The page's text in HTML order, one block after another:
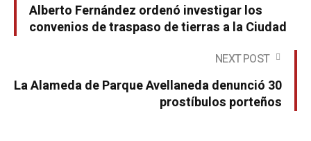
Alberto Fernández ordenó investigar los
convenios de traspaso de tierras a la Ciudad
NEXT POST
La Alameda de Parque Avellaneda denunció 30
prostíbulos porteños